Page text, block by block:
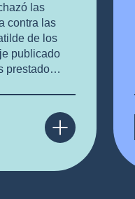
las
contra las
de los
publicado
prestado